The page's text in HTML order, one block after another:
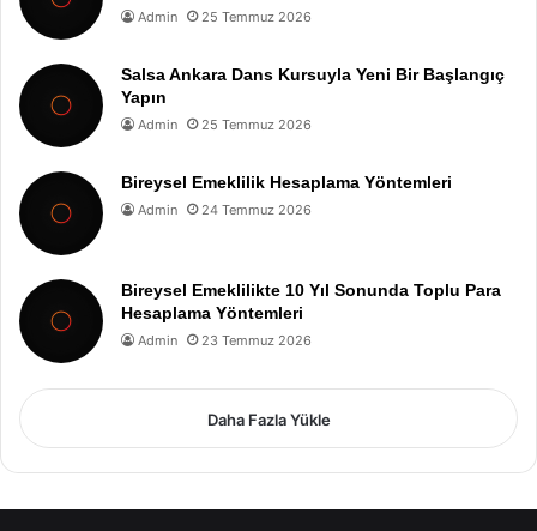
Admin 25 Temmuz 2026
Salsa Ankara Dans Kursuyla Yeni Bir Başlangıç
Yapın
Admin 25 Temmuz 2026
Bireysel Emeklilik Hesaplama Yöntemleri
Admin 24 Temmuz 2026
Bireysel Emeklilikte 10 Yıl Sonunda Toplu Para
Hesaplama Yöntemleri
Admin 23 Temmuz 2026
Daha Fazla Yükle